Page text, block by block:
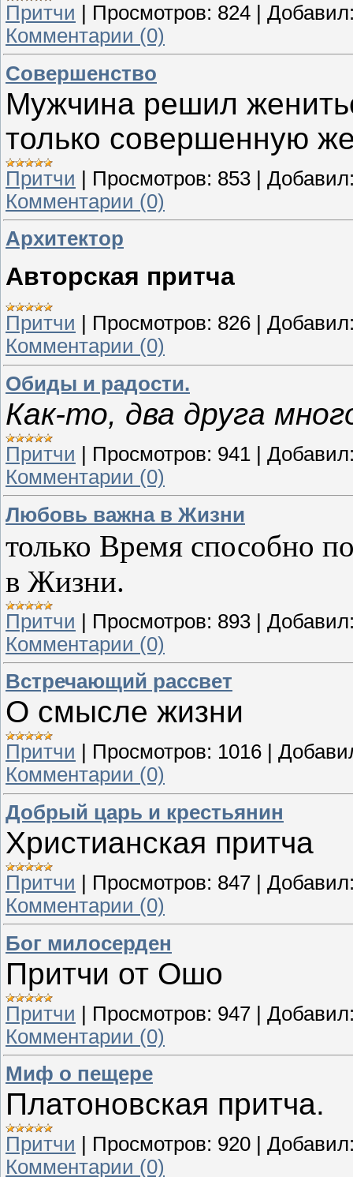
Притчи Просмотров: 824
Комментарии (0)
Совершенство
Мужчина решил
только совершенную
Притчи | Просмотров: 853 |
Комментарии (0)
Архитектор
Авторская притча
Притчи Просмотров: 826
Комментарии (0)
Обиды и радости.
Как-то, два друга
Притчи Просмотров: 941
Комментарии (0)
Любовь важна в Жизни
только Время способно
в Жизни.
Притчи | Просмотров: 893 |
Комментарии (0)
Встречающий рассвет
О смысле жизни
Притчи Просмотров: 1016
Комментарии (0)
Добрый царь и крестьянин
Христианская притча
Притчи Просмотров: 847
Комментарии (0)
Бог милосерден
Притчи от Ошо
Притчи | Просмотров: 947 |
Комментарии (0)
Миф о пещере
Платоновская притча.
Притчи Просмотров: 920
Комментарии (0)